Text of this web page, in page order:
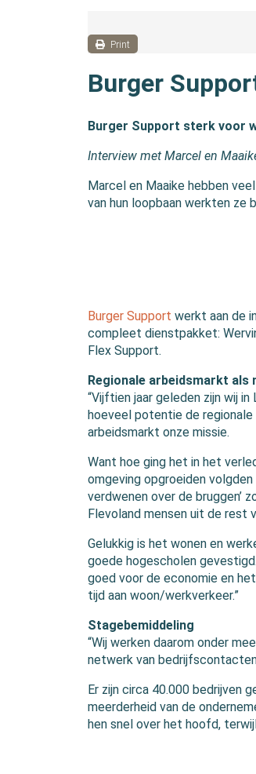
Print
Burger
Burger Support sterk voor
Interview met Marcel en
Marcel en Maaike hebben
van hun loopbaan werkten ze
Burger Support werkt aan de
compleet dienstpakket:
Flex Support.
Regionale arbeidsmarkt als
“Vijftien jaar geleden zijn wij
hoeveel potentie de
arbeidsmarkt onze missie.
Want hoe ging het in het
omgeving opgroeiden volgden
verdwenen over de bruggen’
Flevoland mensen uit de rest
Gelukkig is het wonen en
goede hogescholen
goed voor de economie en
tijd aan woon/werkverkeer.”
Stagebemiddeling
“Wij werken daarom onder
netwerk van
Er zijn circa 40.000 bedrijven
meerderheid van de
hen snel over het hoofd,